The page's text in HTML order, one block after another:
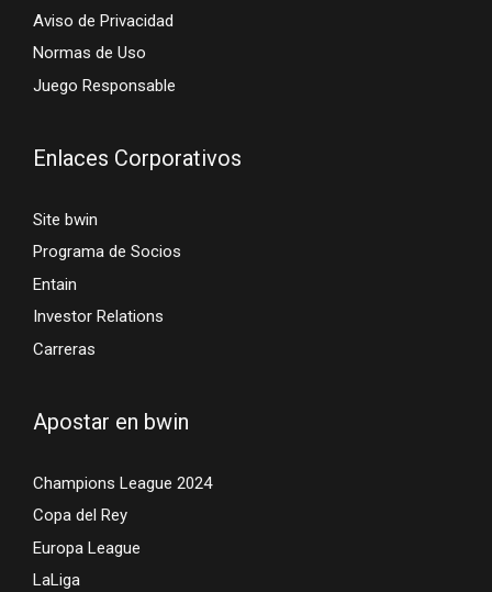
Aviso de Privacidad
Normas de Uso
Juego Responsable
Enlaces Corporativos
Site bwin
Programa de Socios
Entain
Investor Relations
Carreras
Apostar en bwin
Champions League 2024
Copa del Rey
Europa League
LaLiga